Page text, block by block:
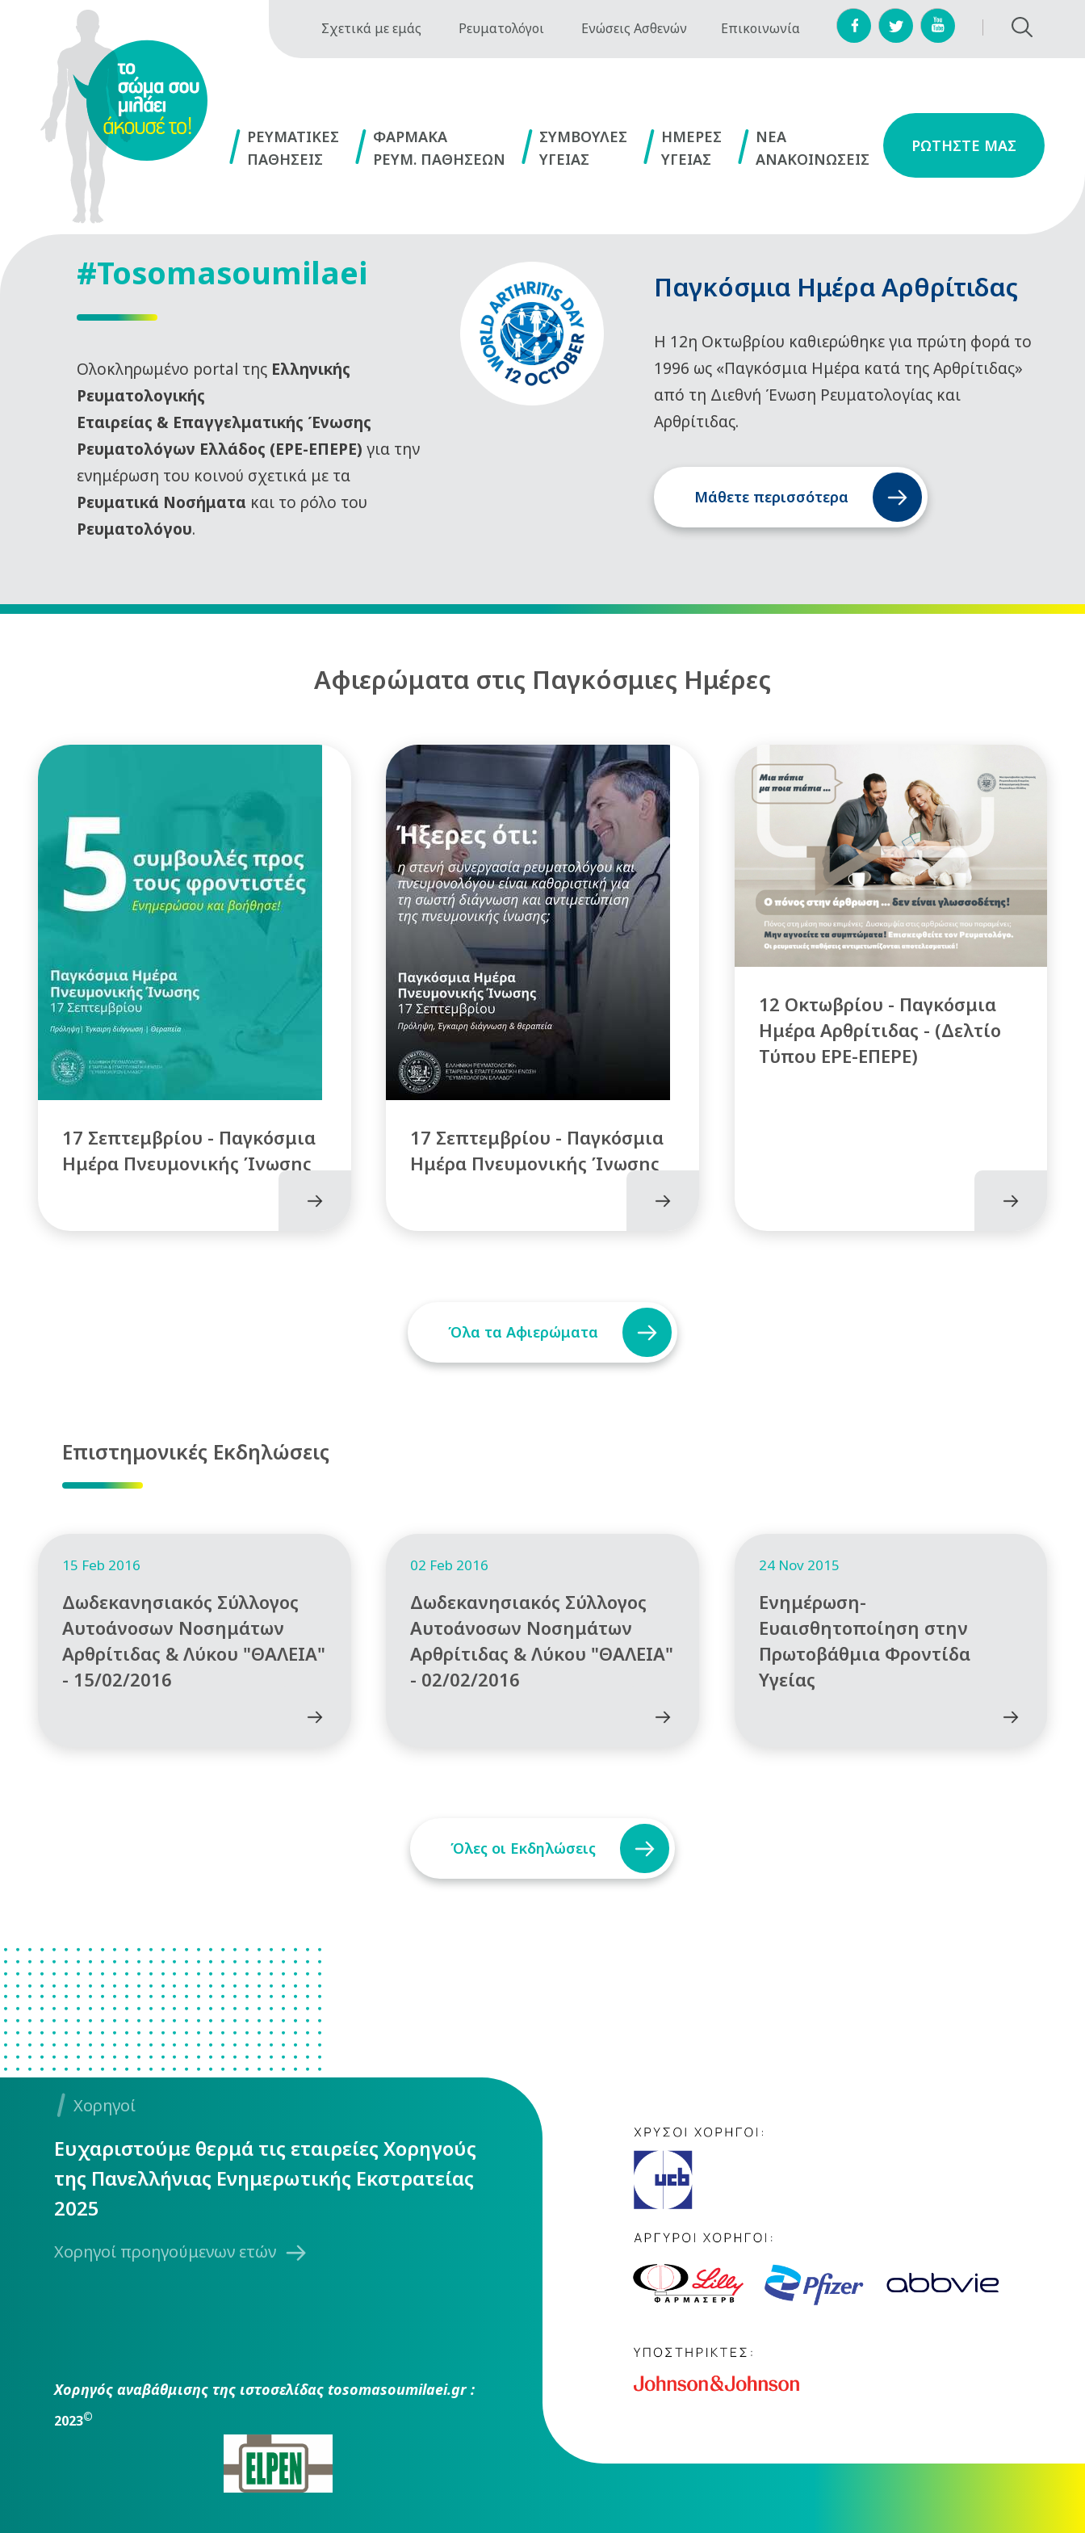
Σχετικά με εμάς Ρευματολόγοι Ενώσεις Ασθενών Επικοινωνία
ΡΕΥΜΑΤΙΚΕΣ
ΠΑΘΗΣΕΙΣ
ΦΑΡΜΑΚΑ
ΡΕΥΜ. ΠΑΘΗΣΕΩΝ
ΣΥΜΒΟΥΛΕΣ
ΥΓΕΙΑΣ
ΗΜΕΡΕΣ
ΥΓΕΙΑΣ
NEA
ΑΝΑΚΟΙΝΩΣΕΙΣ
ΡΩΤΗΣΤΕ ΜΑΣ
#Tosomasoumilaei
Oλοκληρωμένο portal της Ελληνικής
Ρευματολογικής
Εταιρείας & Επαγγελματικής Ένωσης
Ρευματολόγων Ελλάδος (ΕΡΕ-ΕΠΕΡΕ) για την
ενημέρωση του κοινού σχετικά με τα
Ρευματικά Νοσήματα και το ρόλο του
Ρευματολόγου.
Παγκόσμια Ημέρα Αρθρίτιδας
Η 12η Οκτωβρίου καθιερώθηκε για πρώτη φορά το
1996 ως «Παγκόσμια Ημέρα κατά της Αρθρίτιδας»
από τη Διεθνή Ένωση Ρευματολογίας και
Αρθρίτιδας.
Μάθετε περισσότερα
Αφιερώματα στις Παγκόσμιες Ημέρες
17 Σεπτεμβρίου - Παγκόσμια
Ημέρα Πνευμονικής Ίνωσης
17 Σεπτεμβρίου - Παγκόσμια
Ημέρα Πνευμονικής Ίνωσης
12 Οκτωβρίου - Παγκόσμια
Ημέρα Αρθρίτιδας - (Δελτίο
Τύπου ΕΡΕ-ΕΠΕΡΕ)
Όλα τα Αφιερώματα
Επιστημονικές Εκδηλώσεις
15 Feb 2016
Δωδεκανησιακός Σύλλογος
Αυτοάνοσων Νοσημάτων
Αρθρίτιδας & Λύκου "ΘΑΛΕΙΑ"
- 15/02/2016
02 Feb 2016
Δωδεκανησιακός Σύλλογος
Αυτοάνοσων Νοσημάτων
Αρθρίτιδας & Λύκου "ΘΑΛΕΙΑ"
- 02/02/2016
24 Nov 2015
Ενημέρωση-
Ευαισθητοποίηση στην
Πρωτοβάθμια Φροντίδα
Υγείας
Όλες οι Εκδηλώσεις
Χορηγοί
Ευχαριστούμε θερμά τις εταιρείες Χορηγούς
της Πανελλήνιας Ενημερωτικής Εκστρατείας
2025
Χορηγοί προηγούμενων ετών
Χορηγός αναβάθμισης της ιστοσελίδας tosomasoumilaei.gr :
2023©